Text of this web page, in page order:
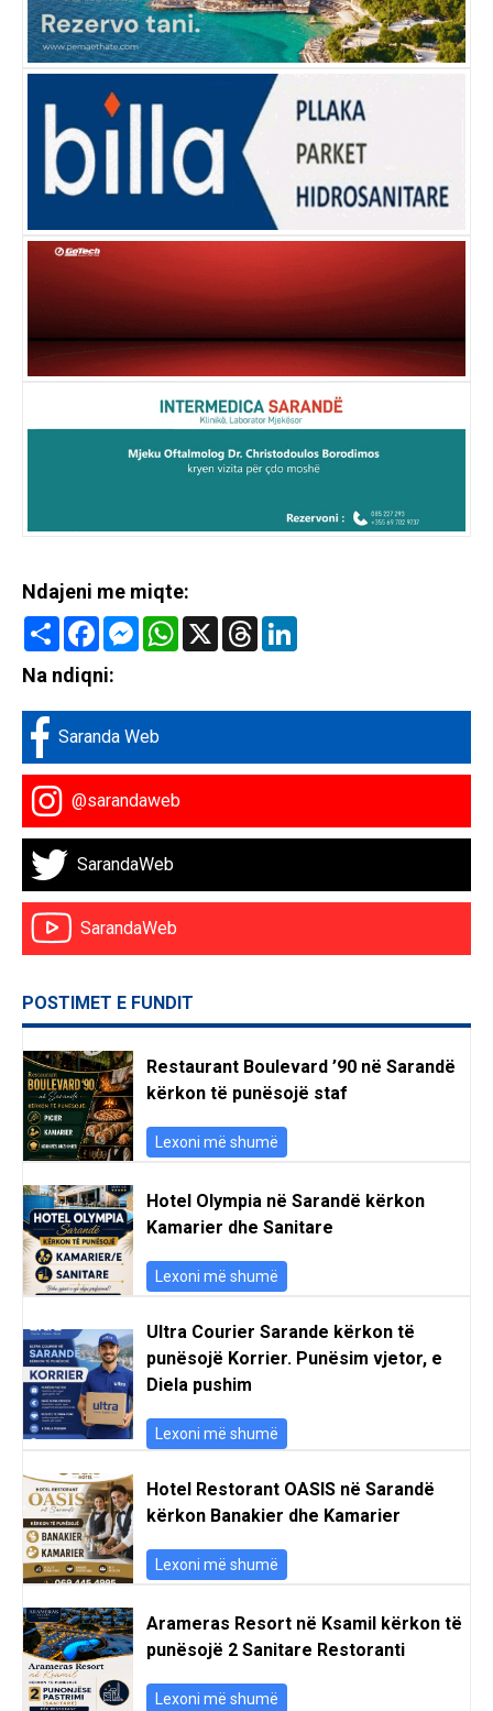
Ndajeni me miqte:
Share FacebookMessenger
WhatsApp
X Threads
Na ndiqni:
Saranda Web
@sarandaweb
SarandaWeb
SarandaWeb
POSTIMET E FUNDIT
Restaurant Boulevard ’90 në Sarandë
kërkon të punësojë staf
Lexoni më shumë
Hotel Olympia në Sarandë kërkon
Kamarier dhe Sanitare
Lexoni më shumë
Ultra Courier Sarande kërkon të
punësojë Korrier. Punësim vjetor, e
Diela pushim
Lexoni më shumë
Hotel Restorant OASIS në Sarandë
kërkon Banakier dhe Kamarier
Lexoni më shumë
Arameras Resort në Ksamil kërkon të
punësojë 2 Sanitare Restoranti
Lexoni më shumë